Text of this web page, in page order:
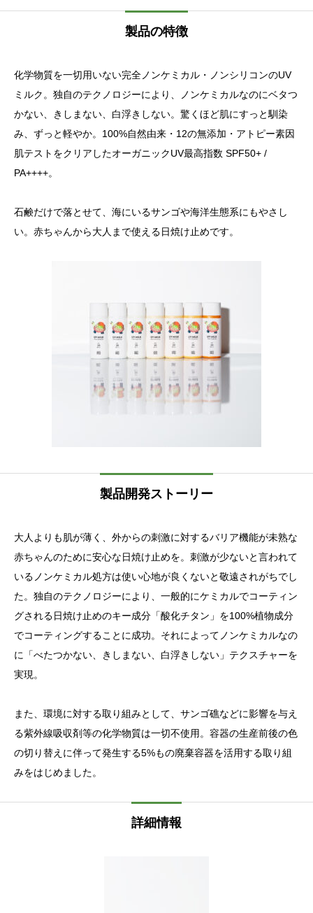
製品の特徴
化学物質を一切用いない完全ノンケミカル・ノンシリコンのUV
ミルク。独自のテクノロジーにより、ノンケミカルなのにベタつ
かない、きしまない、白浮きしない。驚くほど肌にすっと馴染
み、ずっと軽やか。100%自然由来・12の無添加・アトピー素因
肌テストをクリアしたオーガニックUV最高指数 SPF50+ /
PA++++。
石鹸だけで落とせて、海にいるサンゴや海洋生態系にもやさし
い。赤ちゃんから大人まで使える日焼け止めです。
製品開発ストーリー
大人よりも肌が薄く、外からの刺激に対するバリア機能が未熟な
赤ちゃんのために安心な日焼け止めを。刺激が少ないと言われて
いるノンケミカル処方は使い心地が良くないと敬遠されがちでし
た。独自のテクノロジーにより、一般的にケミカルでコーティン
グされる日焼け止めのキー成分「酸化チタン」を100%植物成分
でコーティングすることに成功。それによってノンケミカルなの
に「べたつかない、きしまない、白浮きしない」テクスチャーを
実現。
また、環境に対する取り組みとして、サンゴ礁などに影響を与え
る紫外線吸収剤等の化学物質は一切不使用。容器の生産前後の色
の切り替えに伴って発生する5%もの廃棄容器を活用する取り組
みをはじめました。
詳細情報